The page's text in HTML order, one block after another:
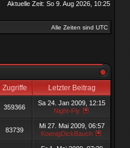
Aktuelle Zeit: So 9. Aug 2026, 10:25
Alle Zeiten sind UTC
Zugriffe
Letzter Beitrag
359366
Sa 24. Jan 2009, 12:15
Night-Fly
83739
Mi 27. Mai 2009, 06:57
KoenigDickBauch